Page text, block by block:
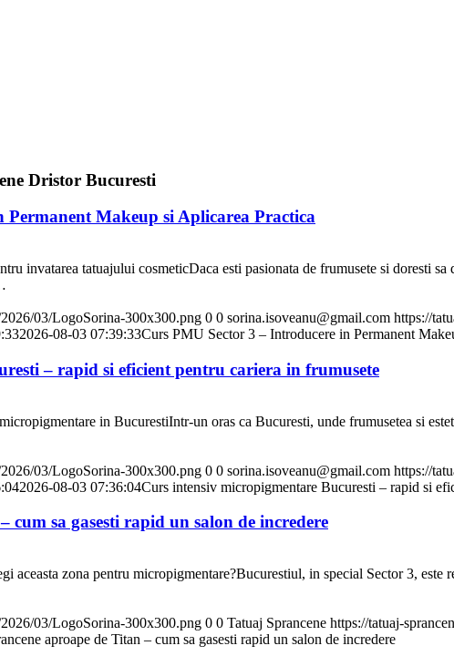
Dristor Bucuresti
Makeup si Aplicarea Practica
invatarea tatuajului cosmeticDaca esti pasionata de frumusete si doresti
03/LogoSorina-300x300.png 0 0 sorina.isoveanu@gmail.com https://
2026-08-03 07:39:33Curs PMU Sector 3 – Introducere in Permanent
– rapid si eficient pentru cariera in frumusete
in BucurestiIntr-un oras ca Bucuresti, unde frumusetea si
03/LogoSorina-300x300.png 0 0 sorina.isoveanu@gmail.com https://
2026-08-03 07:36:04Curs intensiv micropigmentare Bucuresti – rapid si
cum sa gasesti rapid un salon de incredere
aceasta zona pentru micropigmentare?Bucurestiul, in special Sector 3,
03/LogoSorina-300x300.png 0 0 Tatuaj Sprancene https://tatuaj-
aproape de Titan – cum sa gasesti rapid un salon de incredere